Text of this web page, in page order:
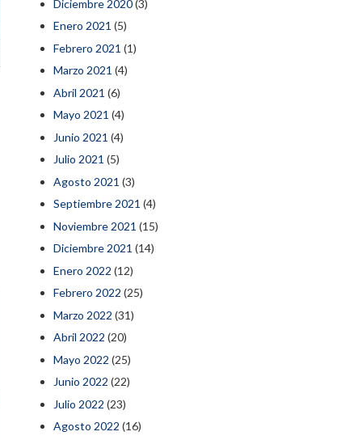
Diciembre 2020(3)
Enero 2021 (5)
Febrero 2021 (1)
Marzo 2021 (4)
Abril 2021 (6)
Mayo 2021 (4)
Junio 2021 (4)
Julio 2021 (5)
Agosto 2021 (3)
Septiembre 2021 (4)
Noviembre 2021 (15)
Diciembre 2021 (14)
Enero 2022 (12)
Febrero 2022 (25)
Marzo 2022 (31)
Abril 2022 (20)
Mayo 2022 (25)
Junio 2022 (22)
Julio 2022 (23)
Agosto 2022 (16)